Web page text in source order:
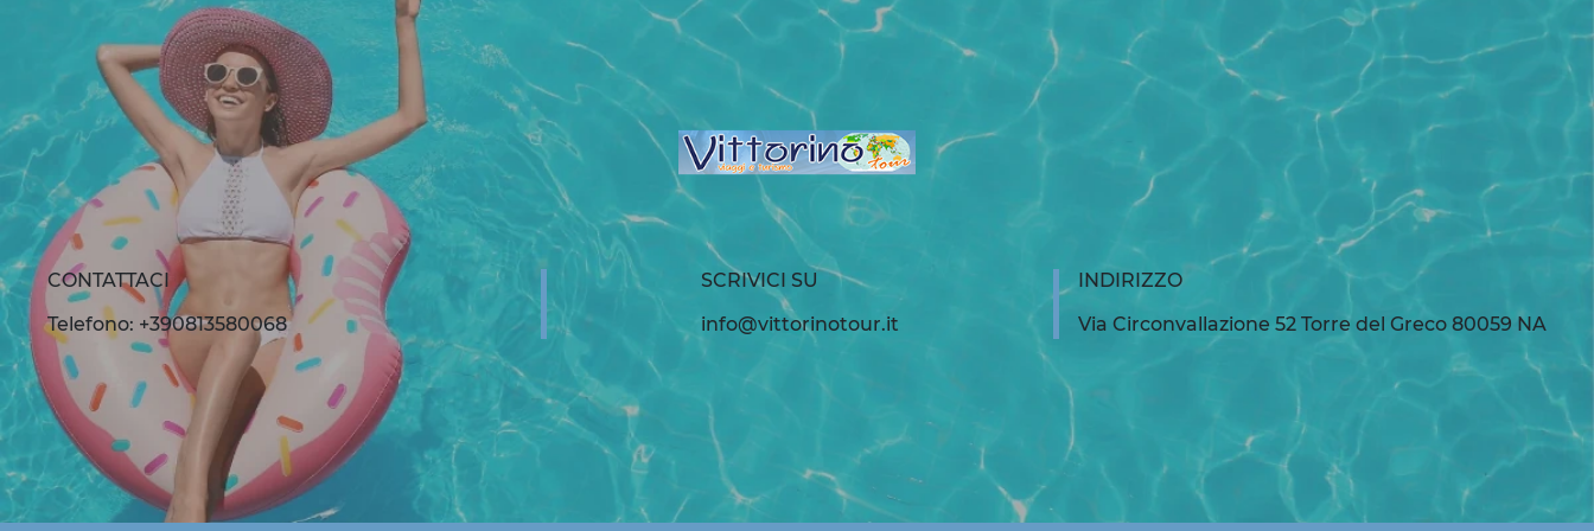
CONTATTACI
Telefono: +390813580068
SCRIVICI SU
info@vittorinotour.it
INDIRIZZO
Via Circonvallazione 52 Torre del Greco 80059 NA